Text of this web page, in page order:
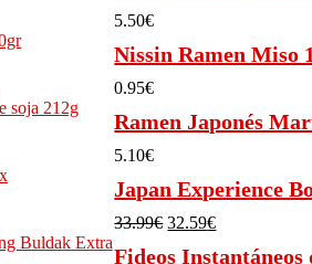
5.50€
Nissin Ramen Miso
0.95€
Ramen Japonés
5.10€
Japan Experience
33.99€ El
32.59€El
Fideos